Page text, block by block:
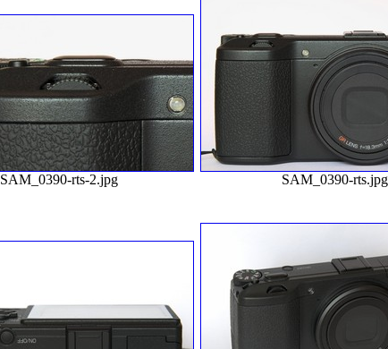
SAM_0390-rts-2.jpg SAM_0390-rts.jpg